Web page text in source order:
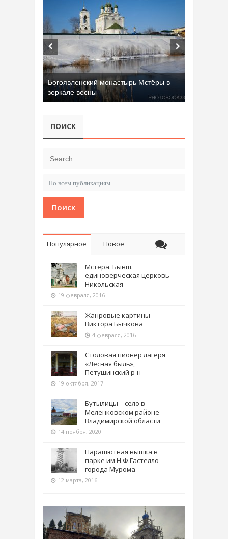
Богоявленский монастырь Мстёры в
зеркале весны
Добрятинский карьер (д. Алферово)
ПОИСК
Поиск
Популярное Новое
Мстёра. Бывш.
единоверческая церковь
Никольская
19 февраля, 2016
Жанровые картины
Виктора Бычкова
4 февраля, 2016
Столовая пионер лагеря
«Лесная быль»,
Петушинский р-н
19 октября, 2017
Бутылицы – село в
Меленковском районе
Владимирской области
14 ноября, 2020
Парашютная вышка в
парке им Н.Ф.Гастелло
города Мурома
12 марта, 2016